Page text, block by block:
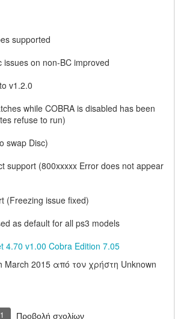
supported
issues on non-BC improved
v1.2.0
while COBRA is disabled has been
refuse to run)
swap Disc)
support (800xxxxx Error does not appear
(Freezing issue fixed)
as default for all ps3 models
4.70 v1.00 Cobra Edition 7.05
March 2015 από τον χρήστη Unknown
1 Προβολή σχολίων